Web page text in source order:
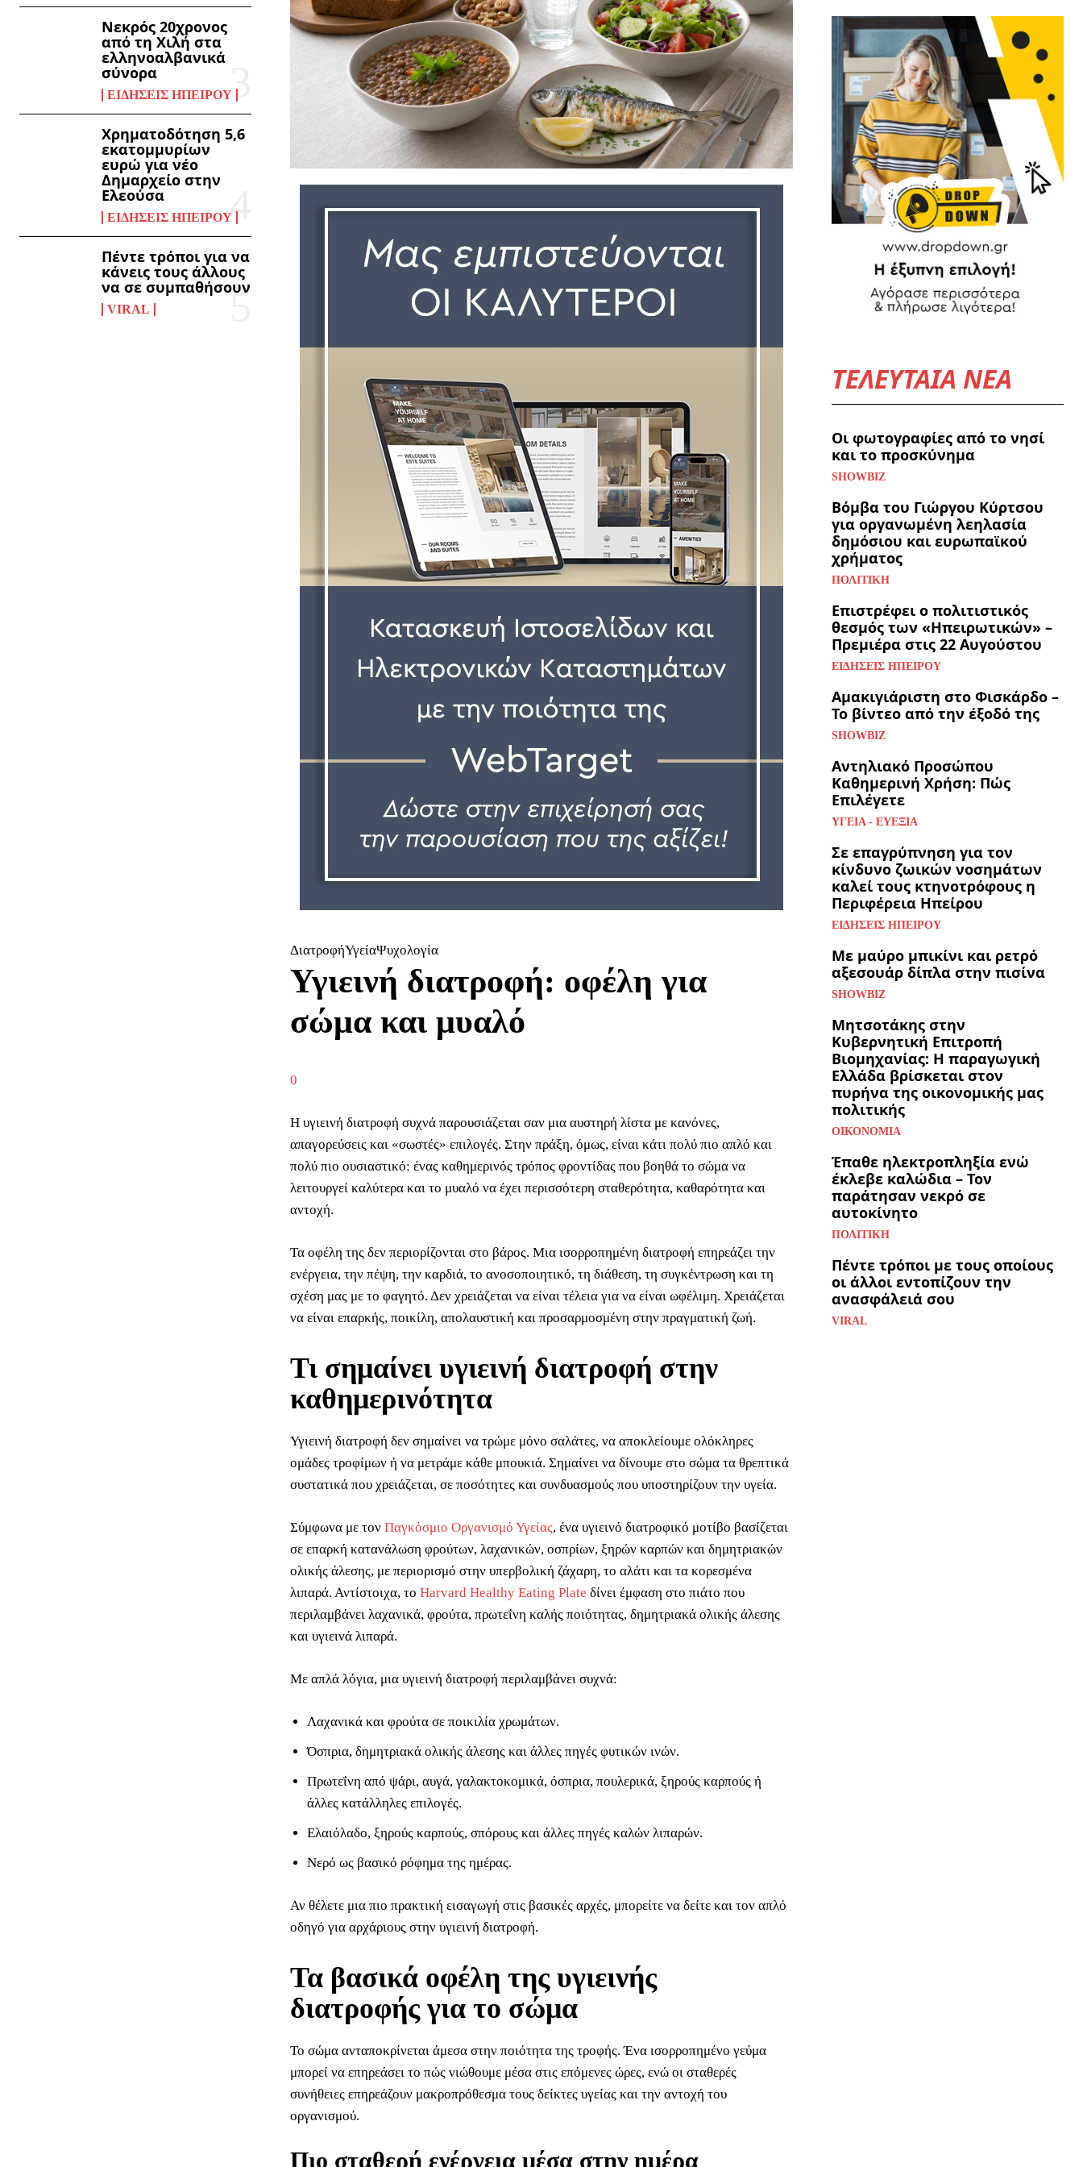
Νεκρός 20χρονος
από τη Χιλή στα
ελληνοαλβανικά
σύνορα
ΕΙΔΉΣΕΙΣ ΗΠΕΊΡΟΥ
Χρηματοδότηση 5,6
εκατομμυρίων
ευρώ για νέο
Δημαρχείο στην
Ελεούσα
ΕΙΔΉΣΕΙΣ ΗΠΕΊΡΟΥ
Πέντε τρόποι για να
κάνεις τους άλλους
να σε συμπαθήσουν
VIRAL
ΔιατροφήΥγείαΨυχολογία
Υγιεινή διατροφή: οφέλη για
σώμα και μυαλό
0
Η υγιεινή διατροφή συχνά παρουσιάζεται σαν μια αυστηρή λίστα με κανόνες,
απαγορεύσεις και «σωστές» επιλογές. Στην πράξη, όμως, είναι κάτι πολύ πιο απλό και
πολύ πιο ουσιαστικό: ένας καθημερινός τρόπος φροντίδας που βοηθά το σώμα να
λειτουργεί καλύτερα και το μυαλό να έχει περισσότερη σταθερότητα, καθαρότητα και
αντοχή.
Τα οφέλη της δεν περιορίζονται στο βάρος. Μια ισορροπημένη διατροφή επηρεάζει την
ενέργεια, την πέψη, την καρδιά, το ανοσοποιητικό, τη διάθεση, τη συγκέντρωση και τη
σχέση μας με το φαγητό. Δεν χρειάζεται να είναι τέλεια για να είναι ωφέλιμη. Χρειάζεται
να είναι επαρκής, ποικίλη, απολαυστική και προσαρμοσμένη στην πραγματική ζωή.
Τι σημαίνει υγιεινή διατροφή στην
καθημερινότητα
Υγιεινή διατροφή δεν σημαίνει να τρώμε μόνο σαλάτες, να αποκλείουμε ολόκληρες
ομάδες τροφίμων ή να μετράμε κάθε μπουκιά. Σημαίνει να δίνουμε στο σώμα τα θρεπτικά
συστατικά που χρειάζεται, σε ποσότητες και συνδυασμούς που υποστηρίζουν την υγεία.
Σύμφωνα με τον Παγκόσμιο Οργανισμό Υγείας, ένα υγιεινό διατροφικό μοτίβο βασίζεται
σε επαρκή κατανάλωση φρούτων, λαχανικών, οσπρίων, ξηρών καρπών και δημητριακών
ολικής άλεσης, με περιορισμό στην υπερβολική ζάχαρη, το αλάτι και τα κορεσμένα
λιπαρά. Αντίστοιχα, το Harvard Healthy Eating Plate δίνει έμφαση στο πιάτο που
περιλαμβάνει λαχανικά, φρούτα, πρωτεΐνη καλής ποιότητας, δημητριακά ολικής άλεσης
και υγιεινά λιπαρά.
Με απλά λόγια, μια υγιεινή διατροφή περιλαμβάνει συχνά:
Λαχανικά και φρούτα σε ποικιλία χρωμάτων.
Όσπρια, δημητριακά ολικής άλεσης και άλλες πηγές φυτικών ινών.
Πρωτεΐνη από ψάρι, αυγά, γαλακτοκομικά, όσπρια, πουλερικά, ξηρούς καρπούς ή
άλλες κατάλληλες επιλογές.
Ελαιόλαδο, ξηρούς καρπούς, σπόρους και άλλες πηγές καλών λιπαρών.
Νερό ως βασικό ρόφημα της ημέρας.
Αν θέλετε μια πιο πρακτική εισαγωγή στις βασικές αρχές, μπορείτε να δείτε και τον απλό
οδηγό για αρχάριους στην υγιεινή διατροφή.
Τα βασικά οφέλη της υγιεινής
διατροφής για το σώμα
Το σώμα ανταποκρίνεται άμεσα στην ποιότητα της τροφής. Ένα ισορροπημένο γεύμα
μπορεί να επηρεάσει το πώς νιώθουμε μέσα στις επόμενες ώρες, ενώ οι σταθερές
συνήθειες επηρεάζουν μακροπρόθεσμα τους δείκτες υγείας και την αντοχή του
οργανισμού.
Πιο σταθερή ενέργεια μέσα στην ημέρα
ΤΕΛΕΥΤΑΙΑ ΝΕΑ
Οι φωτογραφίες από το νησί
και το προσκύνημα
SHOWBIZ
Βόμβα του Γιώργου Κύρτσου
για οργανωμένη λεηλασία
δημόσιου και ευρωπαϊκού
χρήματος
ΠΟΛΙΤΙΚΉ
Επιστρέφει ο πολιτιστικός
θεσμός των «Ηπειρωτικών» –
Πρεμιέρα στις 22 Αυγούστου
ΕΙΔΉΣΕΙΣ ΗΠΕΊΡΟΥ
Αμακιγιάριστη στο Φισκάρδο –
Το βίντεο από την έξοδό της
SHOWBIZ
Αντηλιακό Προσώπου
Καθημερινή Χρήση: Πώς
Επιλέγετε
ΥΓΕΊΑ - ΕΥΕΞΊΑ
Σε επαγρύπνηση για τον
κίνδυνο ζωικών νοσημάτων
καλεί τους κτηνοτρόφους η
Περιφέρεια Ηπείρου
ΕΙΔΉΣΕΙΣ ΗΠΕΊΡΟΥ
Με μαύρο μπικίνι και ρετρό
αξεσουάρ δίπλα στην πισίνα
SHOWBIZ
Μητσοτάκης στην
Κυβερνητική Επιτροπή
Βιομηχανίας: Η παραγωγική
Ελλάδα βρίσκεται στον
πυρήνα της οικονομικής μας
πολιτικής
ΟΙΚΟΝΟΜΊΑ
Έπαθε ηλεκτροπληξία ενώ
έκλεβε καλώδια – Τον
παράτησαν νεκρό σε
αυτοκίνητο
ΠΟΛΙΤΙΚΉ
Πέντε τρόποι με τους οποίους
οι άλλοι εντοπίζουν την
ανασφάλειά σου
VIRAL